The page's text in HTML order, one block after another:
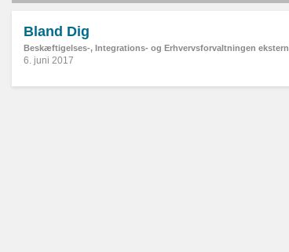
Bland Dig
Beskæftigelses-, Integrations- og Erhvervsforvaltningen ekstern
6. juni 2017